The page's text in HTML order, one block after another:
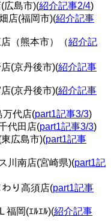
(広島市)(紹介記事2/4)
店(福岡市)(紹介記事
（熊本市）（紹介記
店(京丹後市)(紹介記事
店(京丹後市)(紹介記事
万代店(part1記事3/3)
代田店(part1記事3/3)
東広島市)(part1記事
川南店(宮崎県)(part1記
わり高須店(part1記事
福岡(ｴﾙｴﾙ)(紹介記事